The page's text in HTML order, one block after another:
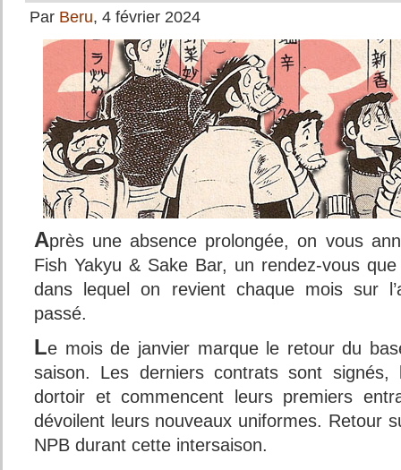
Par Beru, 4 février 2024
Après une absence prolongée, on vous
Fish Yakyu & Sake Bar, un rendez-vous
dans lequel on revient chaque mois sur
passé.
Le mois de janvier marque le retour du
saison. Les derniers contrats sont signés,
dortoir et commencent leurs premiers
dévoilent leurs nouveaux uniformes. Retour
NPB durant cette intersaison.